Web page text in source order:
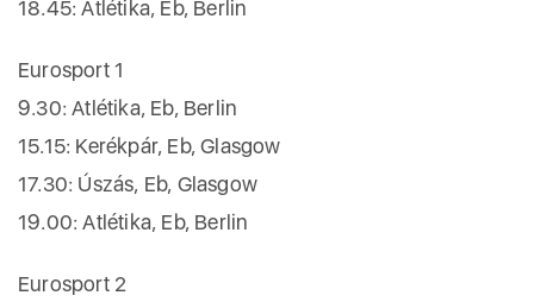
18.45: Atlétika, Eb, Berlin
Eurosport 1
9.30: Atlétika, Eb, Berlin
15.15: Kerékpár, Eb, Glasgow
17.30: Úszás, Eb, Glasgow
19.00: Atlétika, Eb, Berlin
Eurosport 2